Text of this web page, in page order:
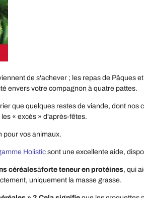
de s'achever ; les repas de Pâques
envers votre compagnon à quatre pattes.
que quelques restes de viande, dont
« excès » d'après-fêtes.
pour vos animaux.
Holisticsont une excellente aide,
céréalesàforte teneur en protéines, qui
uniquement la masse grasse.